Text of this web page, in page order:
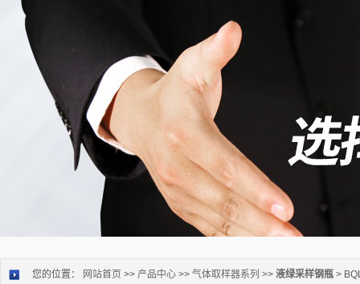
您的位置： 网站首页 >> 产品中心 >> 气体取样器系列 >> 液绿采样钢瓶 >